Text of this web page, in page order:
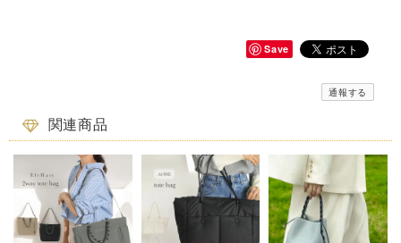
Save
通報する
関連商品